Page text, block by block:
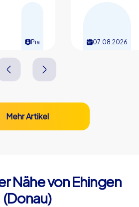
Pia 07.08.2026
Mehr Artikel
Nähe von Ehingen
(Donau)